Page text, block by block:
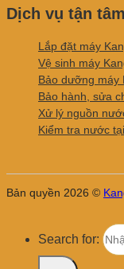
Dịch vụ tận tâm
Lắp đặt máy
Vệ sinh máy
Bảo dưỡng máy
Bảo hành, sửa
Xử lý nguồn
Kiểm tra nước
Bản quyền 2026 ©
Search for: